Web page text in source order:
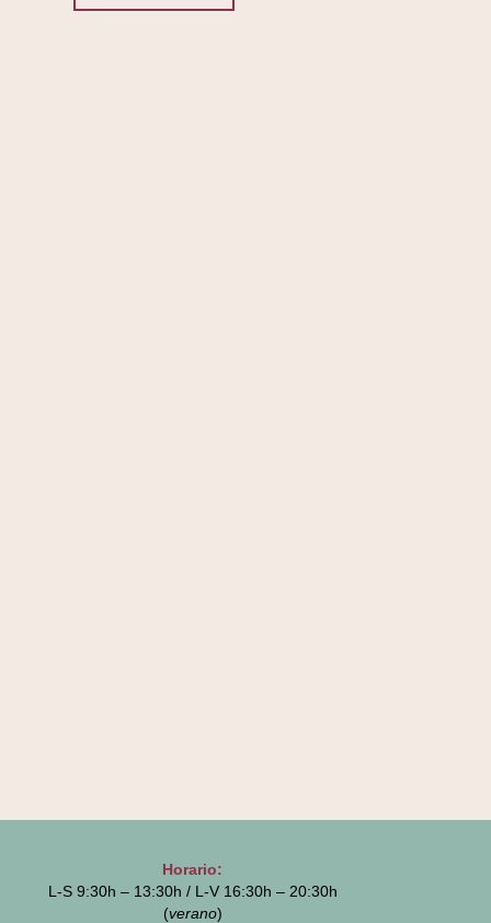
Horario:
L-S 9:30h – 13:30h / L-V 16:30h – 20:30h
(verano)